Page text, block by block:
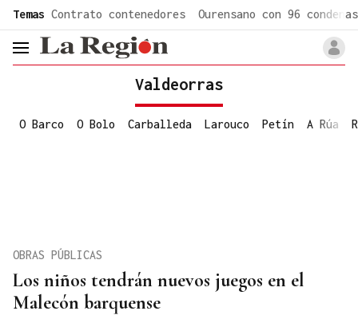
Temas Contrato contenedores Ourensano con 96 condenas
header.menu.open
Valdeorras
O Barco O Bolo Carballeda Larouco Petín A Rúa
Los niños tendrán nuevos juegos en el
Malecón barquense
OBRAS PÚBLICAS